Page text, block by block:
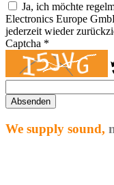
Ja, ich möchte
Electronics Europe
jederzeit wieder
Captcha *
Absenden
We supply sound,